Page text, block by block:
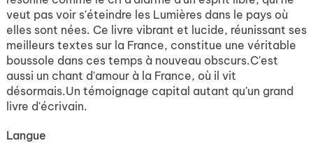
veut pas voir s'éteindre les Lumières dans le pays où
elles sont nées. Ce livre vibrant et lucide, réunissant ses
meilleurs textes sur la France, constitue une véritable
boussole dans ces temps à nouveau obscurs.C'est
aussi un chant d'amour à la France, où il vit
désormais.Un témoignage capital autant qu'un grand
livre d'écrivain.
Langue